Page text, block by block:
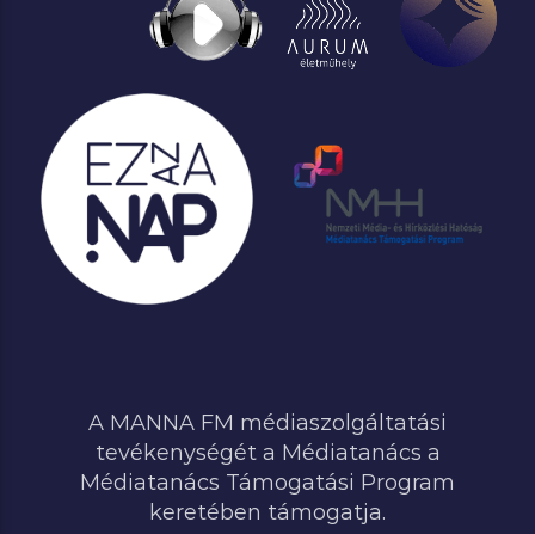
A MANNA FM médiaszolgáltatási
tevékenységét a Médiatanács a
Médiatanács Támogatási Program
keretében támogatja.